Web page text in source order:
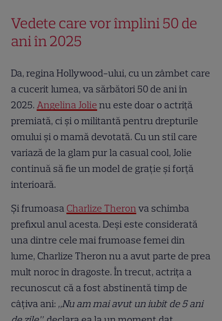
Vedete care vor împlini 50 de
ani în 2025
Da, regina Hollywood-ului, cu un zâmbet care
a cucerit lumea, va sărbători 50 de ani în
2025.Angelina Jolie nu este doar o actriță
premiată, ci și o militantă pentru drepturile
omului și o mamă devotată. Cu un stil care
variază de la glam pur la casual cool, Jolie
continuă să fie un model de grație și forță
interioară.
Și frumoasa Charlize Theronva schimba
prefixul anul acesta. Deși este considerată
una dintre cele mai frumoase femei din
lume, Charlize Theron nu a avut parte de prea
mult noroc în dragoste. În trecut, actrița a
recunoscut că a fost abstinentă timp de
câțiva ani: „Nu am mai avut un iubit de 5 ani